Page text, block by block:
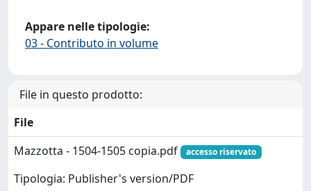
Appare nelle tipologie:
03 - Contributo in volume
File in questo prodotto:
File
Mazzotta - 1504-1505 copia.pdf
accesso riservato
Tipologia: Publisher's version/PDF